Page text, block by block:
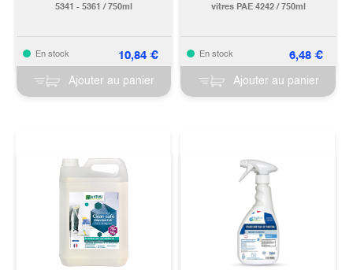
5341 - 5361 / 750ml
En stock 10,84€
Ajouter au panier
vitres PAE 4242 / 750ml
En stock 6,48€
Ajouter au panier